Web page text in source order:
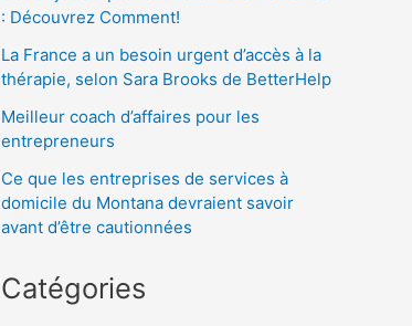
: Découvrez Comment!
La France a un besoin urgent d’accès à la
thérapie, selon Sara Brooks de BetterHelp
Meilleur coach d’affaires pour les
entrepreneurs
Ce que les entreprises de services à
domicile du Montana devraient savoir
avant d’être cautionnées
Catégories